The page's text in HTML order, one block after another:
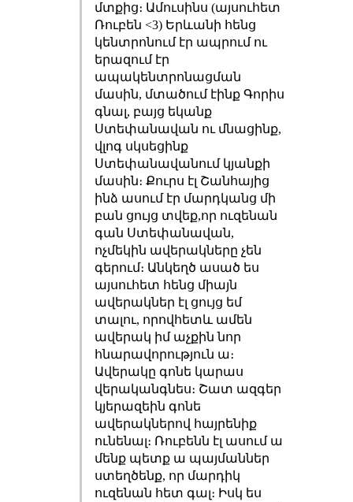
մտքից։ Ամուսինս (այսուհետ
Ռուբեն <3) Երևանի հենց
կենտրոնում էր ապրում ու
երազում էր
ապակենտրոնացման
մասին, մտածում էինք Գորիս
գնալ, բայց եկանք
Ստեփանավան ու մնացինք,
վլոգ սկսեցինք
Ստեփանավանում կյանքի
մասին։ Քուրս էլ Շանհայից
ինձ ասում էր մարդկանց մի
բան ցույց տվեք,որ ուզենան
գան Ստեփանավան,
ոչմեկին ավերակները չեն
գերում։ Անկեղծ ասած ես
այսուհետ հենց միայն
ավերակներ էլ ցույց եմ
տալու, որովհետև ամեն
ավերակ իմ աչքին նոր
հնարավորություն ա։
Ավերակը գոնե կարաս
վերականգնես։ Շատ ազգեր
կյերազեին գոնե
ավերակներով հայրենիք
ունենալ։ Ռուբենն էլ ասում ա
մենք պետք ա պայմաններ
ստեղծենք, որ մարդիկ
ուզենան հետ գալ։ Իսկ ես